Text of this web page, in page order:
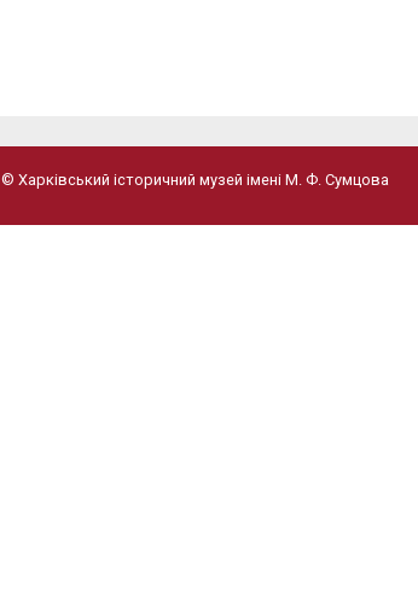
© Харківський історичний музей імені М. Ф. Сумцова